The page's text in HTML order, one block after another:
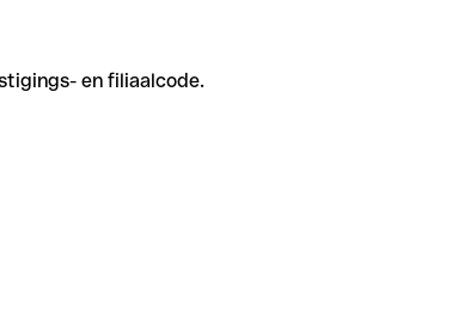
en filiaalcode.